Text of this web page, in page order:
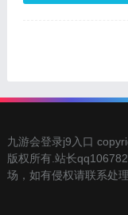
九游会登录j9入口
版权所有.站长
场，如有侵权请联系处理